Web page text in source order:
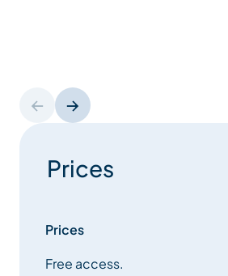
Prices
Prices
Free access.